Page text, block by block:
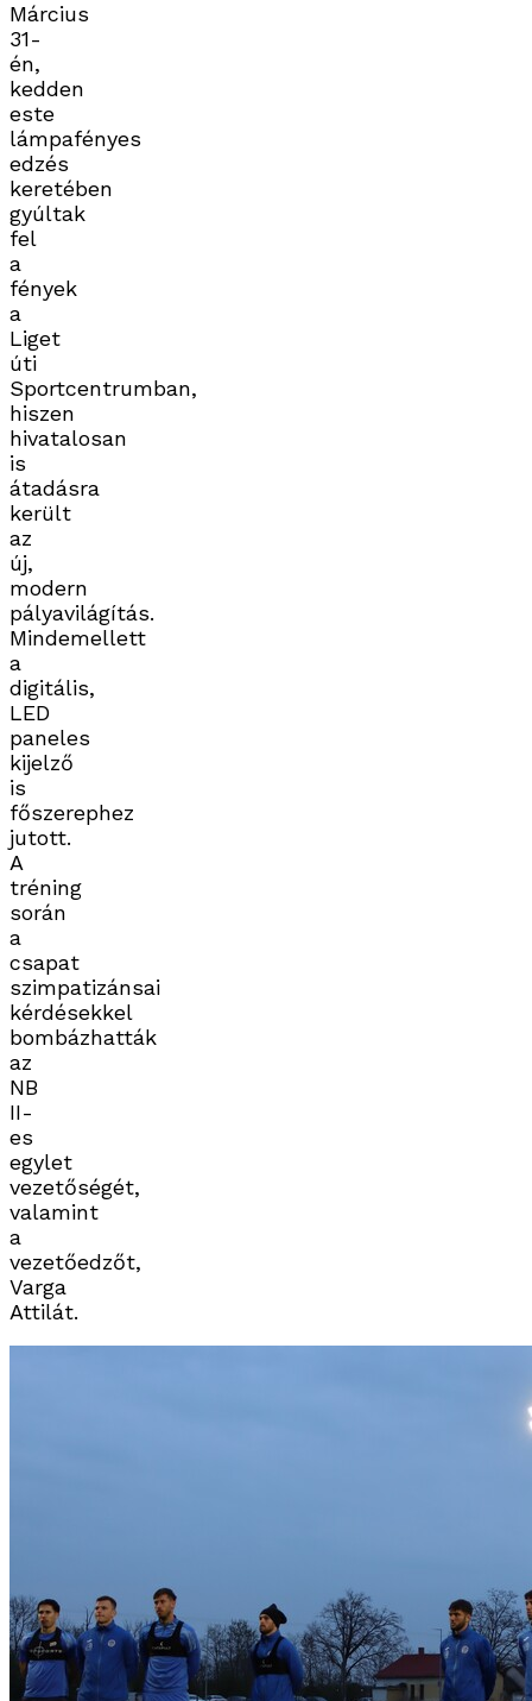
Március
31-
én,
kedden
este
lámpafényes
edzés
keretében
gyúltak
fel
a
fények
a
Liget
úti
Sportcentrumban,
hiszen
hivatalosan
is
átadásra
került
az
új,
modern
pályavilágítás.
Mindemellett
a
digitális,
LED
paneles
kijelző
is
főszerephez
jutott.
A
tréning
során
a
csapat
szimpatizánsai
kérdésekkel
bombázhatták
az
NB
II-
es
egylet
vezetőségét,
valamint
a
vezetőedzőt,
Varga
Attilát.